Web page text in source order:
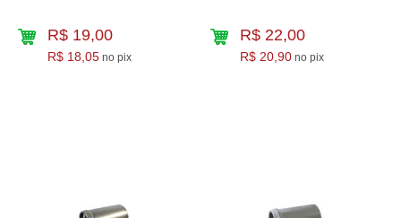
R$ 19,00
R$ 18,05 no pix
R$ 22,00
R$ 20,90 no pix